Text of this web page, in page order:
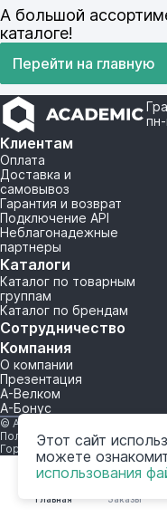
Главная Заказы
А большой
каталоге!
Перейти на главную
Клиентам
Оплата
Доставка и
самовывоз
Гарантия и возврат
Подключение API
Неблагонадежные
партнеры
Каталоги
Каталог по товарным
группам
Каталог по брендам
Сотрудничество
Компания
О компании
Презентация
А-Велком
А-Бонус
© A-AC.RU 2015-2026. Все
Политика обработки
Горячая линия
Этот сайт
можете
использования